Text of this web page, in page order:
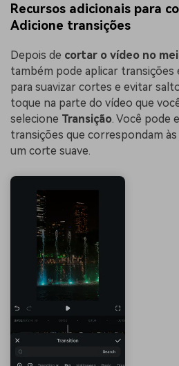
Recursos adicionais para
Adicione transições
Depois de cortar o vídeo no
também pode aplicar transições
para suavizar cortes e evitar
toque na parte do vídeo que
selecione Transição. Você pode
transições que correspondam
um corte suave.